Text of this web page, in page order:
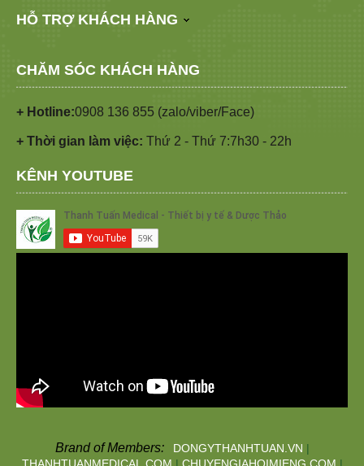
HỖ TRỢ KHÁCH HÀNG
CHĂM SÓC KHÁCH HÀNG
+ Hotline:0908 136 855 (zalo/viber/Face)
+ Thời gian làm việc: Thứ 2 - Thứ 7:7h30 - 22h
KÊNH YOUTUBE
Brand of Members: DONGYTHANHTUAN.VN |
THANHTUANMEDICAL.COM | CHUYENGIAHOIMIENG.COM |